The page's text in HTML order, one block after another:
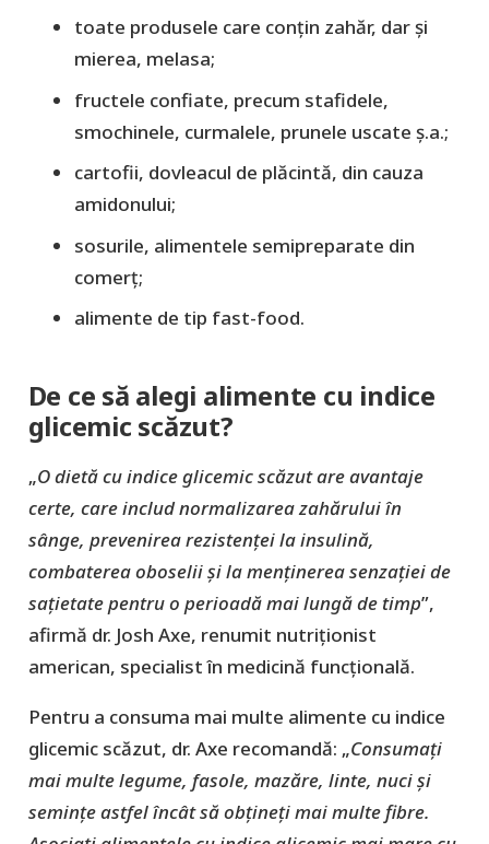
toate produsele care conțin zahăr, dar și
mierea, melasa;
fructele confiate, precum stafidele,
smochinele, curmalele, prunele uscate ș.a.;
cartofii, dovleacul de plăcintă, din cauza
amidonului;
sosurile, alimentele semipreparate din
comerț;
alimente de tip fast-food.
De ce să alegi alimente cu indice
glicemic scăzut?
„O dietă cu indice glicemic scăzut are avantaje
certe, care includ normalizarea zahărului în
sânge, prevenirea rezistenței la insulină,
combaterea oboselii și la menținerea senzației de
sațietate pentru o perioadă mai lungă de timp”,
afirmă dr. Josh Axe, renumit nutriționist
american, specialist în medicină funcțională.
Pentru a consuma mai multe alimente cu indice
glicemic scăzut, dr. Axe recomandă: „Consumați
mai multe legume, fasole, mazăre, linte, nuci și
semințe astfel încât să obțineți mai multe fibre.